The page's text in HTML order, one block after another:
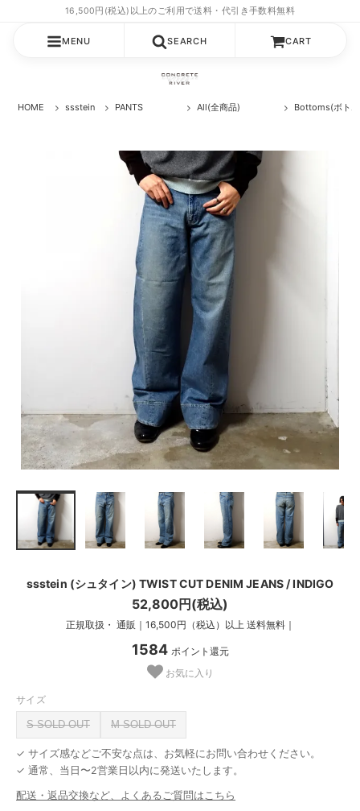
MENU SEARCH CART
HOME ssstein PANTS All(全商品) Bottoms(ボト
ssstein (シュタイン) TWIST CUT DENIM JEANS / INDIGO
52,800円(税込)
正規取扱・ 通販｜16,500円（税込）以上 送料無料｜
1584 ポイント還元
お気に入り
サイズ
S SOLD OUT M SOLD OUT
✓ サイズ感などご不安な点は、お気軽にお問い合わせください。
✓ 通常、当日〜2営業日以内に発送いたします。
配送・返品交換など、よくあるご質問はこちら